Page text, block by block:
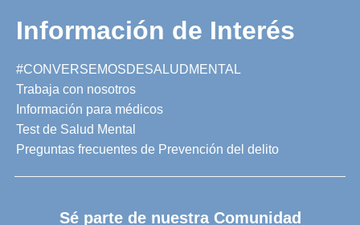
Información de Interés
#CONVERSEMOSDESALUDMENTAL
Trabaja con nosotros
Información para médicos
Test de Salud Mental
Preguntas frecuentes de Prevención del delito
Sé parte de nuestra Comunidad